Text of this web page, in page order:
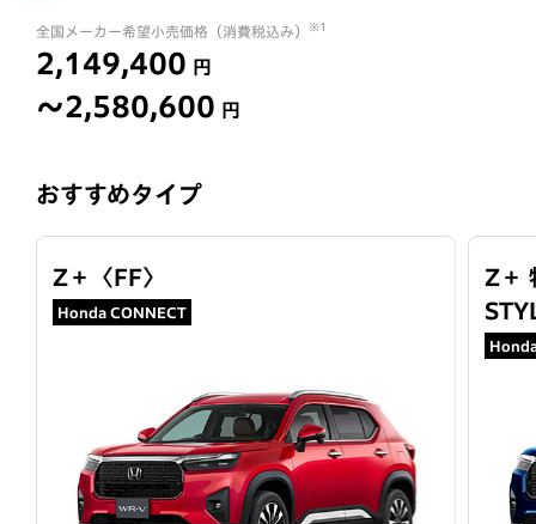
全国メーカー希望小売価格（消費税込み） ※1
2,149,400 円
〜2,580,600 円
おすすめタイプ
Z＋ 〈FF〉
Honda CONNECT
Z＋